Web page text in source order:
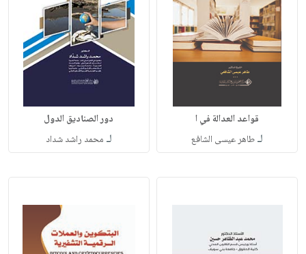
قواعد العدالة في ا
لـطاهر عيسى الشافع
دور الصناديق الدول
لـ محمد راشد شداد